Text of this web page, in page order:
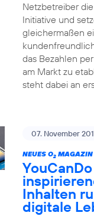
Netzbetreiber
Initiative und
gleichermaßen
das Bezahlen
am Markt zu
steht dabei an
07. November
NEUES O2MAGAZIN
Inhalten
digitale